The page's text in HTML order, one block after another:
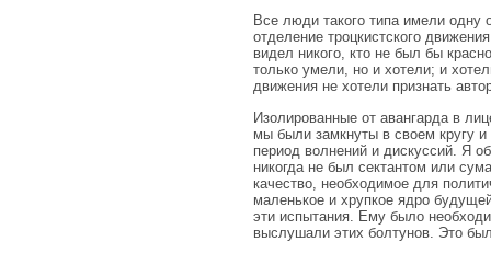
Все люди такого типа имели одну
отделение троцкистского
видел никого, кто не был бы
только умели, но и хотели; и
движения не хотели признать
Изолированные от авангарда в
мы были замкнуты в своем кругу
период волнений и дискуссий. Я
никогда не был сектантом или
качество, необходимое для
маленькое и хрупкое ядро
эти испытания. Ему было
выслушали этих болтунов. Это